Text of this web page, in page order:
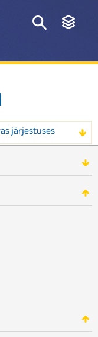
järjestuses